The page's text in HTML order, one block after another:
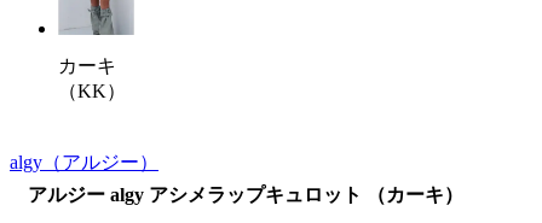
カーキ
（KK）
algy （アルジー）
アルジー algy アシメラップキュロット （カーキ）